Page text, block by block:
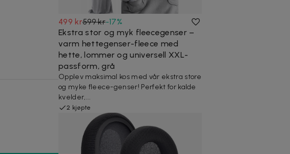
499 kr599 kr-17%
Ekstra stor og myk fleecegenser –
varm hettegenser-fleece med
hette, lommer og universell XXL-
passform, grå
Opplev maksimal kos med vår ekstra store
og myke fleece-genser! Perfekt for kalde
kvelder,...
2 kjøpte